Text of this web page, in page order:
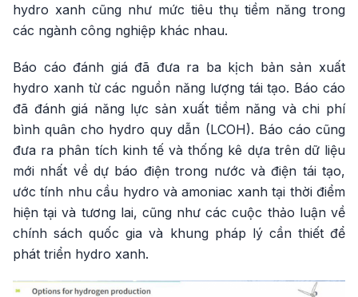
hydro xanh cũng như mức tiêu thụ tiềm năng trong
các ngành công nghiệp khác nhau.
Báo cáo đánh giá đã đưa ra ba kịch bản sản xuất
hydro xanh từ các nguồn năng lượng tái tạo. Báo cáo
đã đánh giá năng lực sản xuất tiềm năng và chi phí
bình quân cho hydro quy dẫn (LCOH). Báo cáo cũng
đưa ra phân tích kinh tế và thống kê dựa trên dữ liệu
mới nhất về dự báo điện trong nước và điện tái tạo,
ước tính nhu cầu hydro và amoniac xanh tại thời điểm
hiện tại và tương lai, cũng như các cuộc thảo luận về
chính sách quốc gia và khung pháp lý cần thiết để
phát triển hydro xanh.